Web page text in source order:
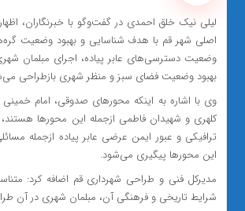
لیلی نیک خلق احمدی در گفت‌وگو با خبرنگاران،
اصلی شهر قم با هدف شناسایی و بهبود وضعیت
وضعیت دسترسی‌های عابر پیاده، اجرای مبلمان
بهبود وضعیت فضای سبز و منظر شهری بازطراحی
وی با اشاره به اینکه محورهای صدوقی، امام خمینی
کلهری و شهیدان فاطمی ازجمله این محورها هستند،
ترافیکی و عبور ایمن عرضی عابر پیاده ازجمله
این محورها پیگیری می‌شود.
مدیرکل فنی و طراحی شهرداری قم اضافه کرد:
شرایط تاریخی و فرهنگی آن، مبلمان شهری در آن